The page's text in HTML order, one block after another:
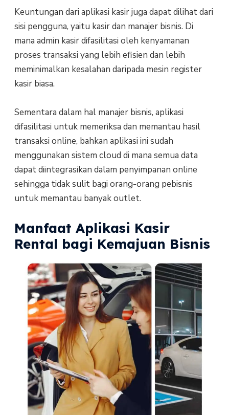
Keuntungan dari aplikasi kasir juga dapat dilihat dari
sisi pengguna, yaitu kasir dan manajer bisnis. Di
mana admin kasir difasilitasi oleh kenyamanan
proses transaksi yang lebih efisien dan lebih
meminimalkan kesalahan daripada mesin register
kasir biasa.
Sementara dalam hal manajer bisnis, aplikasi
difasilitasi untuk memeriksa dan memantau hasil
transaksi online, bahkan aplikasi ini sudah
menggunakan sistem cloud di mana semua data
dapat diintegrasikan dalam penyimpanan online
sehingga tidak sulit bagi orang-orang pebisnis
untuk memantau banyak outlet.
Manfaat Aplikasi Kasir
Rental bagi Kemajuan Bisnis